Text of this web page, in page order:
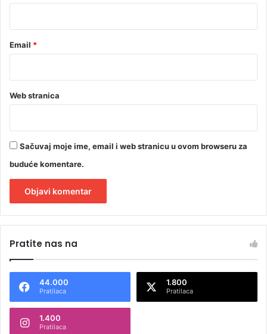
Email *
Web stranica
Sačuvaj moje ime, email i web stranicu u ovom browseru za
buduće komentare.
t
n
Pratite nas na
44.000
Pratilaca
1.800
Pratilaca
1.400
Pratilaca